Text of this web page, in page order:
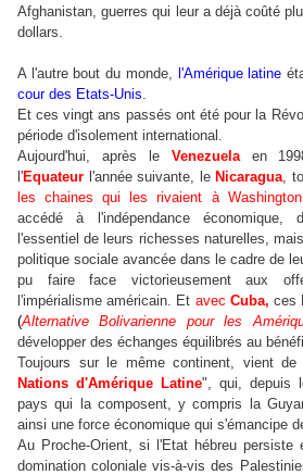
Afghanistan, guerres qui leur a déjà coûté
dollars.
A l'autre bout du monde, l'Amérique latine
cour des Etats-Unis.
Et ces vingt ans passés ont été pour la
période d'isolement international.
Aujourd'hui, après le Venezuelaen
l'Equateur l'année suivante, le Nicaragua,
les chaines qui les rivaient à Washington
accédé à l'indépendance économique,
l'essentiel de leurs richesses naturelles,
politique sociale avancée dans le cadre de
pu faire face victorieusement aux
l'impérialisme américain. Et avec Cuba, ces
(Alternative Bolivarienne pour les
développer des échanges équilibrés au
Toujours sur le même continent, vient de
Nations d'Amérique Latine", qui, depuis
pays qui la composent, y compris la
ainsi une force économique qui s'émancipe
Au Proche-Orient, si l'Etat hébreu persiste
domination coloniale vis-à-vis des